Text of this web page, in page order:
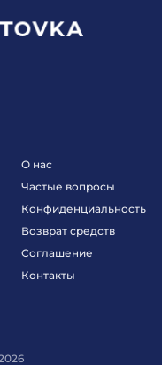
О нас
Частые вопросы
Конфиденциальность
Возврат средств
Соглашение
Контакты